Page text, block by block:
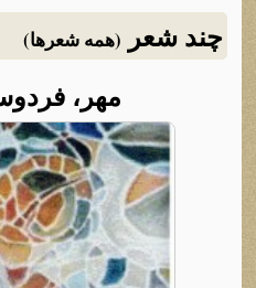
چند شعر (همه شعرها)
مهر،